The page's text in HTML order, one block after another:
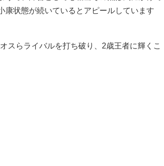
康状態が続いているとアピールしています
スらライバルを打ち破り、2歳王者に輝くこ